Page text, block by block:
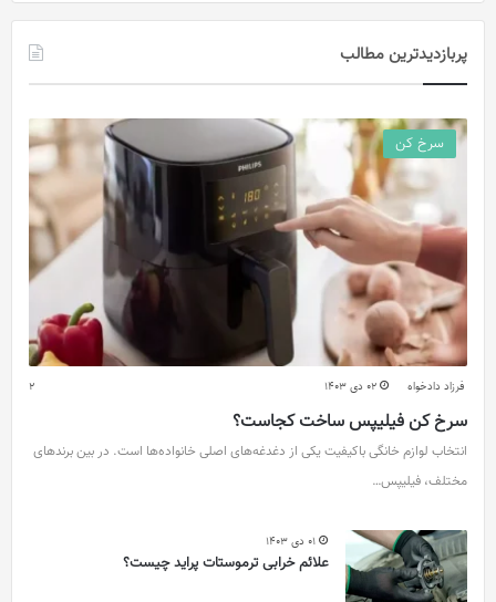
پربازدیدترین مطالب
سرخ کن
فرزاد دادخواه 02 دی 1403 2
سرخ کن فیلیپس ساخت کجاست؟
انتخاب لوازم خانگی باکیفیت یکی از دغدغه‌های اصلی خانواده‌ها است. در بین برندهای
مختلف، فیلیپس…
01 دی 1403
علائم خرابی ترموستات پراید چیست؟